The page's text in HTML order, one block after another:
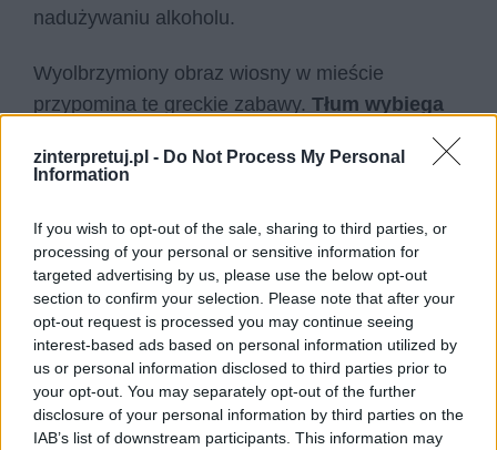
zinterpretuj.pl - Do Not Process My Personal
Information
If you wish to opt-out of the sale, sharing to third parties, or
processing of your personal or sensitive information for
targeted advertising by us, please use the below opt-out
section to confirm your selection. Please note that after your
opt-out request is processed you may continue seeing
interest-based ads based on personal information utilized by
us or personal information disclosed to third parties prior to
your opt-out. You may separately opt-out of the further
disclosure of your personal information by third parties on the
IAB’s list of downstream participants. This information may
nadużywaniu alkoholu.
Wyolbrzymiony obraz wiosny w mieście
przypomina te greckie zabawy. Tłum wybiega
instynktom i potrzebom. Ludzie, którzy należą
miasto tonie w atmosferze chaosu. Mimo
widocznego oburzenia ich zachowaniem
podburza ich do jeszcze silniejszego zatracenia
w cielesności i popędzie. Pojawiają się
czasowniki w trybie rozkazującym („rozrzućcie”,
„faluj”, „wariuj”, „szalej”, „gwałćcie”, „przyj”,
„wyrywajcie”). Zachęca młode dziewczyny do
prostytucji, ponieważ nikt nie powinien opierać